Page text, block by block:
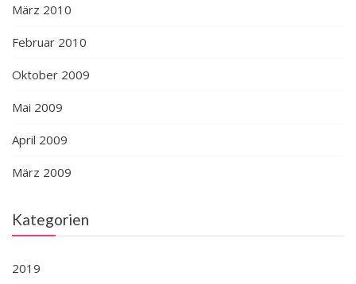
März 2010
Februar 2010
Oktober 2009
Mai 2009
April 2009
März 2009
Kategorien
2019